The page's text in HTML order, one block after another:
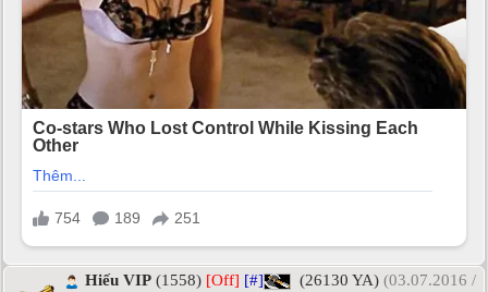
Hiếu VIP (1558) [Off] [#] (26130 YA) (03.07.2016 /